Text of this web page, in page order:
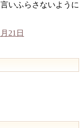
いふらさないように
21日